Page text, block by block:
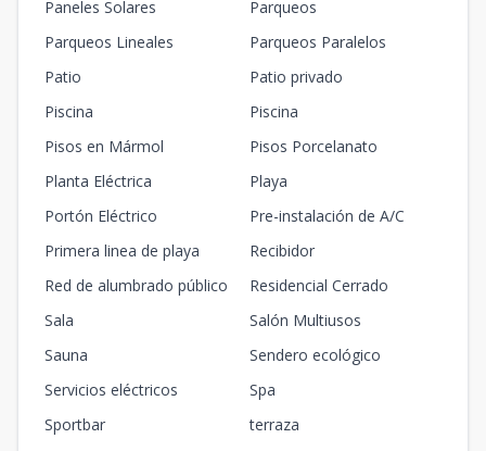
Paneles Solares
Parqueos
Parqueos Lineales
Parqueos Paralelos
Patio
Patio privado
Piscina
Piscina
Pisos en Mármol
Pisos Porcelanato
Planta Eléctrica
Playa
Portón Eléctrico
Pre-instalación de A/C
Primera linea de playa
Recibidor
Red de alumbrado público
Residencial Cerrado
Sala
Salón Multiusos
Sauna
Sendero ecológico
Servicios eléctricos
Spa
Sportbar
terraza